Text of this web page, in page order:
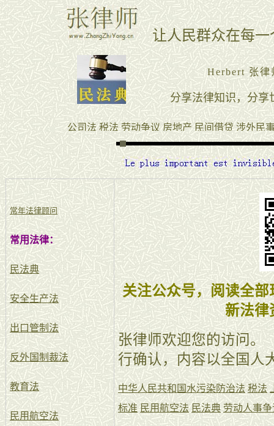
常年法律顾问
常用法律：
民法典
安全生产法
出口管制法
反外国制裁法
教育法
民用航空法
关注公众号，阅读全
新法律
张律师欢迎您的访问。
行确认，内容以全国人
中华人民共和国水污染防治法 税法
标准 民用航空法 民法典 劳动人事